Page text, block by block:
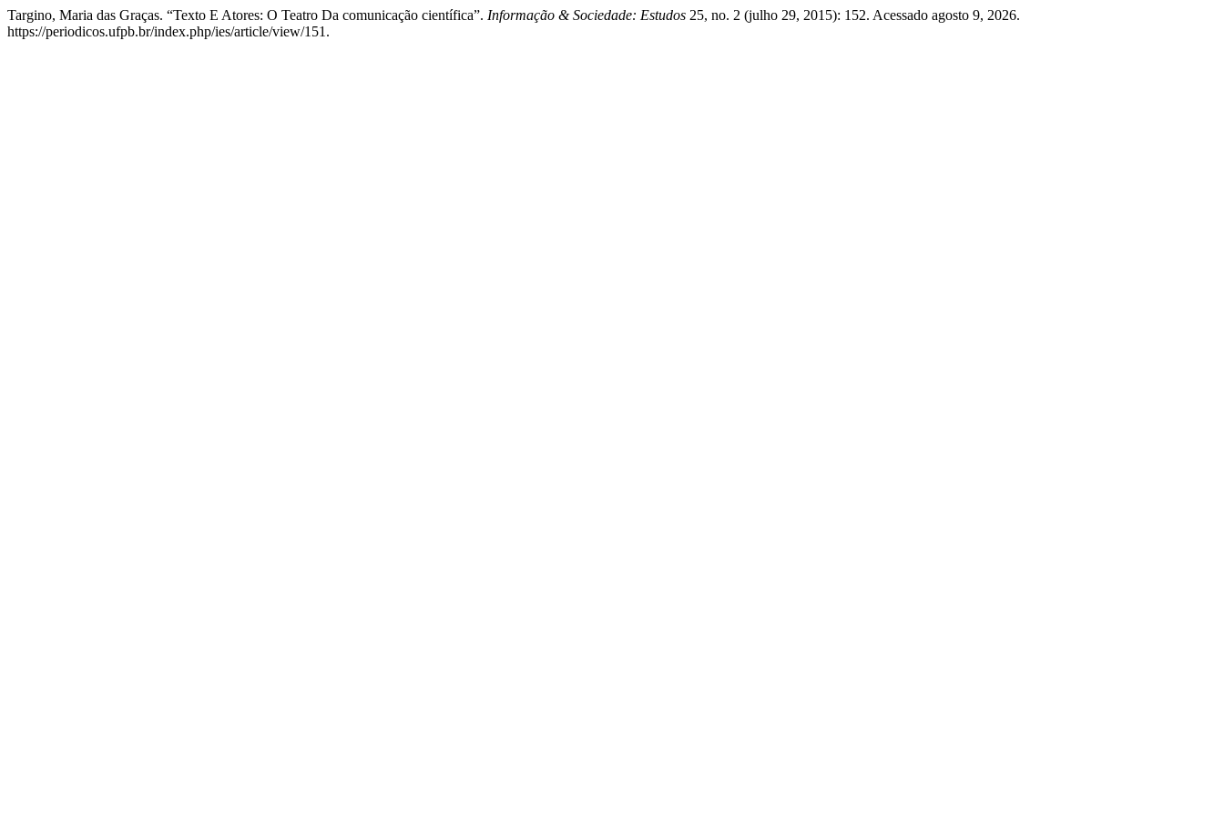
Targino, Maria das Graças. “Texto E Atores: O Teatro Da comunicação científica”. Informação & Sociedade: Estudos 25, no. 2 (julho 29, 2015): 152. Acessado agosto 9, 2026.
https://periodicos.ufpb.br/index.php/ies/article/view/151.